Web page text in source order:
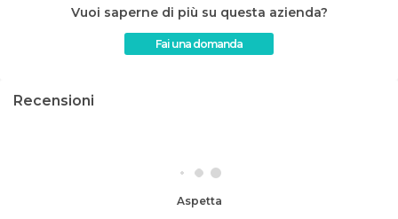
Vuoi saperne di più su questa azienda?
Fai una domanda
Recensioni
Aspetta